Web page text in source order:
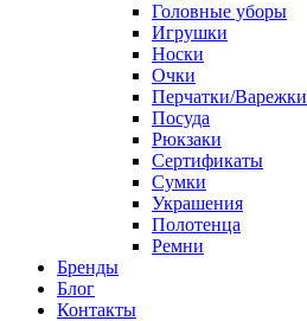
Головные уборы
Игрушки
Носки
Очки
Перчатки/Варежки
Посуда
Рюкзаки
Сертификаты
Сумки
Украшения
Полотенца
Ремни
Бренды
Блог
Контакты